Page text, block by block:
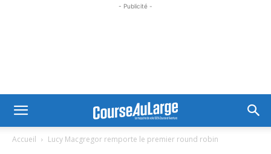
- Publicité -
Accueil Lucy Macgregor remporte le premier round robin